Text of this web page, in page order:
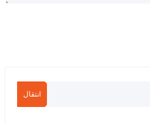
انتقال